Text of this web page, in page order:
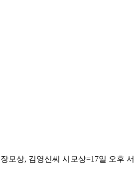
모상, 김영신씨 시모상=17일 오후 서